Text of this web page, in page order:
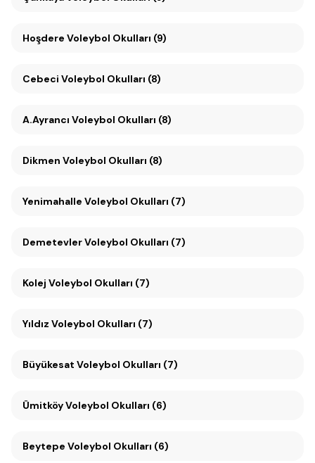
Hoşdere Voleybol Okulları (9)
Cebeci Voleybol Okulları (8)
A.Ayrancı Voleybol Okulları (8)
Dikmen Voleybol Okulları (8)
Yenimahalle Voleybol Okulları (7)
Demetevler Voleybol Okulları (7)
Kolej Voleybol Okulları (7)
Yıldız Voleybol Okulları (7)
Büyükesat Voleybol Okulları (7)
Ümitköy Voleybol Okulları (6)
Beytepe Voleybol Okulları (6)